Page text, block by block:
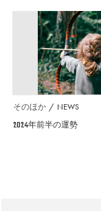
そのほか NEWS
2024年前半の運勢